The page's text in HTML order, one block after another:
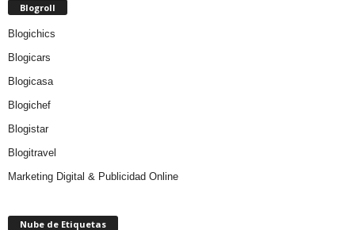
Blogroll
Blogichics
Blogicars
Blogicasa
Blogichef
Blogistar
Blogitravel
Marketing Digital & Publicidad Online
Nube de Etiquetas